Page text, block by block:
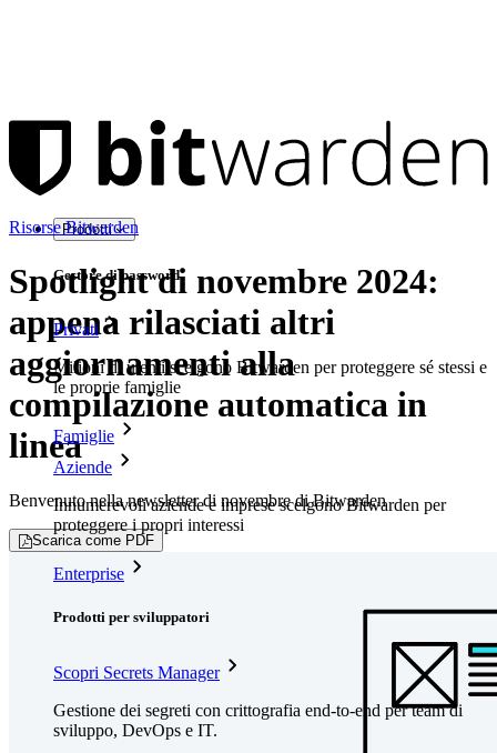
Prodotti
Gestore di password
Privati
Milioni di utenti scelgono Bitwarden per proteggere sé stessi e
le proprie famiglie
Famiglie
Aziende
Innumerevoli aziende e imprese scelgono Bitwarden per
proteggere i propri interessi
Enterprise
Prodotti per sviluppatori
Scopri Secrets Manager
Gestione dei segreti con crittografia end-to-end per team di
sviluppo, DevOps e IT.
Risorse Bitwarden
Spotlight di novembre 2024:
appena rilasciati altri
aggiornamenti alla
compilazione automatica in
linea
Benvenuto nella newsletter di novembre di Bitwarden
Scarica come PDF